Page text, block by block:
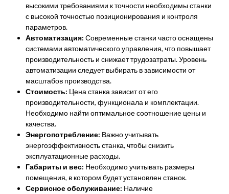
высокими требованиями к точности необходимы станки
с высокой точностью позиционирования и контроля
параметров.
Автоматизация: Современные станки часто оснащены
системами автоматического управления, что повышает
производительность и снижает трудозатраты. Уровень
автоматизации следует выбирать в зависимости от
масштабов производства.
Стоимость: Цена станка зависит от его
производительности, функционала и комплектации.
Необходимо найти оптимальное соотношение цены и
качества.
Энергопотребление: Важно учитывать
энергоэффективность станка, чтобы снизить
эксплуатационные расходы.
Габариты и вес: Необходимо учитывать размеры
помещения, в котором будет установлен станок.
Сервисное обслуживание: Наличие